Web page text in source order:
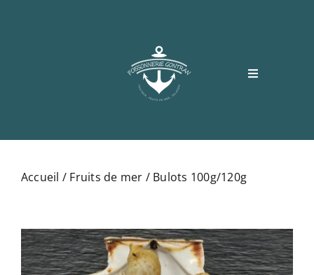
Toggle
Accueil
Recettes
Accueil / Fruits de mer / Bulots 100g/120g